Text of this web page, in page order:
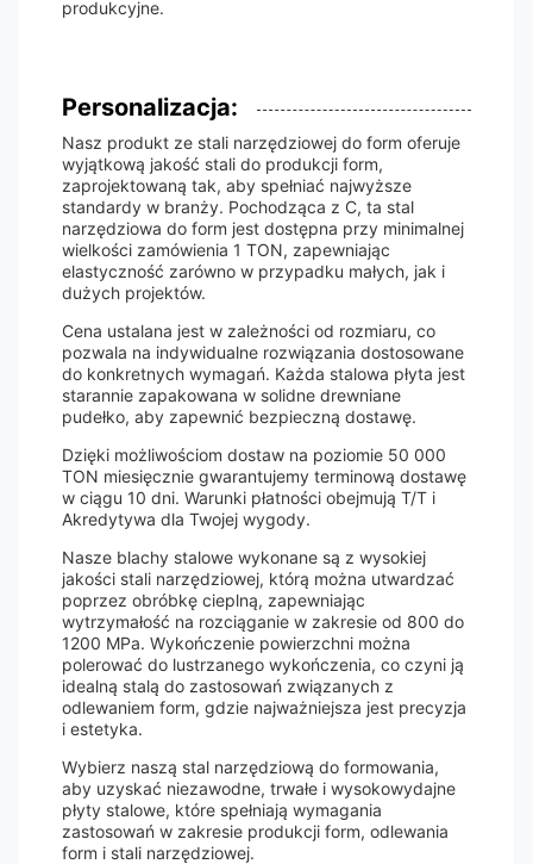
produkcyjne.
Personalizacja:
Nasz produkt ze stali narzędziowej do form oferuje
wyjątkową jakość stali do produkcji form,
zaprojektowaną tak, aby spełniać najwyższe
standardy w branży. Pochodząca z C, ta stal
narzędziowa do form jest dostępna przy minimalnej
wielkości zamówienia 1 TON, zapewniając
elastyczność zarówno w przypadku małych, jak i
dużych projektów.
Cena ustalana jest w zależności od rozmiaru, co
pozwala na indywidualne rozwiązania dostosowane
do konkretnych wymagań. Każda stalowa płyta jest
starannie zapakowana w solidne drewniane
pudełko, aby zapewnić bezpieczną dostawę.
Dzięki możliwościom dostaw na poziomie 50 000
TON miesięcznie gwarantujemy terminową dostawę
w ciągu 10 dni. Warunki płatności obejmują T/T i
Akredytywa dla Twojej wygody.
Nasze blachy stalowe wykonane są z wysokiej
jakości stali narzędziowej, którą można utwardzać
poprzez obróbkę cieplną, zapewniając
wytrzymałość na rozciąganie w zakresie od 800 do
1200 MPa. Wykończenie powierzchni można
polerować do lustrzanego wykończenia, co czyni ją
idealną stalą do zastosowań związanych z
odlewaniem form, gdzie najważniejsza jest precyzja
i estetyka.
Wybierz naszą stal narzędziową do formowania,
aby uzyskać niezawodne, trwałe i wysokowydajne
płyty stalowe, które spełniają wymagania
zastosowań w zakresie produkcji form, odlewania
form i stali narzędziowej.